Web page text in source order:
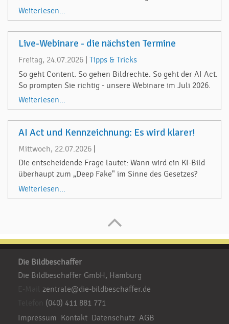
Weiterlesen...
Live-Webinare - die nächsten Termine
Freitag, 24.07.2026
Tipps & Tricks
So geht Content. So gehen Bildrechte. So geht der AI Act.
So prompten Sie richtig - unsere Webinare im Juli 2026.
Weiterlesen...
AI Act und Kennzeichnung: Es wird klarer!
Mittwoch, 22.07.2026
Die entscheidende Frage lautet: Wann wird ein KI-Bild
überhaupt zum „Deep Fake" im Sinne des Gesetzes?
Weiterlesen...
Die Bildbeschaffer
Die Bildbeschaffer GmbH, Hamburg
zentrale@die-bildbeschaffer.de
(040) 411 881 771
Impressum Kontakt Datenschutz AGB